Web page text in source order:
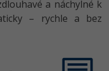
a náchylné k
– rychle a bez